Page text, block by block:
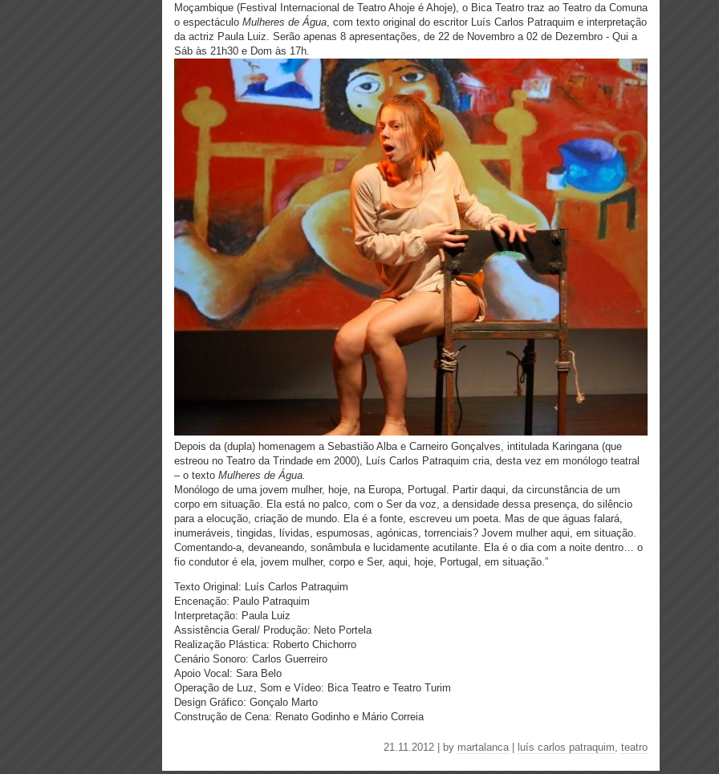
Moçambique (Festival Internacional de Teatro Ahoje é Ahoje), o Bica Teatro traz ao Teatro da Comuna
o espectáculo Mulheres de Água, com texto original do escritor Luís Carlos Patraquim e interpretação
da actriz Paula Luiz. Serão apenas 8 apresentações, de 22 de Novembro a 02 de Dezembro - Qui a
Sáb às 21h30 e Dom às 17h.
Depois da (dupla) homenagem a Sebastião Alba e Carneiro Gonçalves, intitulada Karingana (que
estreou no Teatro da Trindade em 2000), Luís Carlos Patraquim cria, desta vez em monólogo teatral
– o texto Mulheres de Água.
Monólogo de uma jovem mulher, hoje, na Europa, Portugal. Partir daqui, da circunstância de um
corpo em situação. Ela está no palco, com o Ser da voz, a densidade dessa presença, do silêncio
para a elocução, criação de mundo. Ela é a fonte, escreveu um poeta. Mas de que águas falará,
inumeráveis, tingidas, lívidas, espumosas, agónicas, torrenciais? Jovem mulher aqui, em situação.
Comentando-a, devaneando, sonâmbula e lucidamente acutilante. Ela é o dia com a noite dentro… o
fio condutor é ela, jovem mulher, corpo e Ser, aqui, hoje, Portugal, em situação.”
Texto Original: Luís Carlos Patraquim
Encenação: Paulo Patraquim
Interpretação: Paula Luiz
Assistência Geral/ Produção: Neto Portela
Realização Plástica: Roberto Chichorro
Cenário Sonoro: Carlos Guerreiro
Apoio Vocal: Sara Belo
Operação de Luz, Som e Vídeo: Bica Teatro e Teatro Turim
Design Gráfico: Gonçalo Marto
Construção de Cena: Renato Godinho e Mário Correia
21.11.2012 | by martalanca| luís carlos patraquim, teatro